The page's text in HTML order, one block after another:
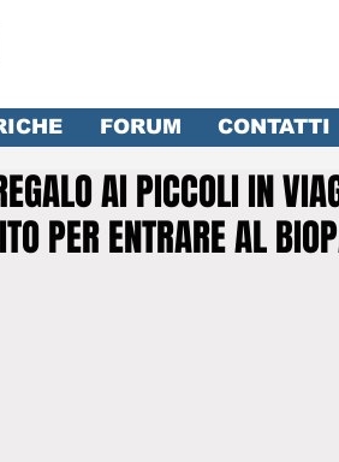
FORUM CONTATTI
AI PICCOLI IN
PER ENTRARE AL
5.